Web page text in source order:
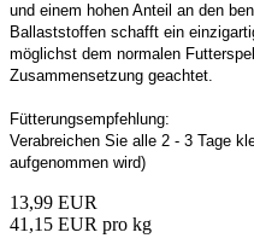
und einem hohen Anteil an den
Ballaststoffen schafft ein
möglichst dem normalen
Zusammensetzung geachtet.
Fütterungsempfehlung:
Verabreichen Sie alle 2 - 3 Tage
aufgenommen wird)
13,99 EUR
41,15 EUR pro kg